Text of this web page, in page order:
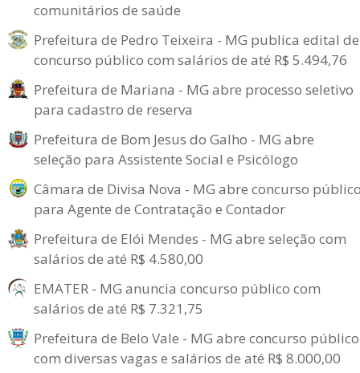
comunitários de saúde
Prefeitura de Pedro Teixeira - MG publica edital de
concurso público com salários de até R$ 5.494,76
Prefeitura de Mariana - MG abre processo seletivo
para cadastro de reserva
Prefeitura de Bom Jesus do Galho - MG abre
seleção para Assistente Social e Psicólogo
Câmara de Divisa Nova - MG abre concurso
para Agente de Contratação e Contador
Prefeitura de Elói Mendes - MG abre seleção com
salários de até R$ 4.580,00
EMATER - MG anuncia concurso público com
salários de até R$ 7.321,75
Prefeitura de Belo Vale - MG abre concurso público
com diversas vagas e salários de até R$ 8.000,00